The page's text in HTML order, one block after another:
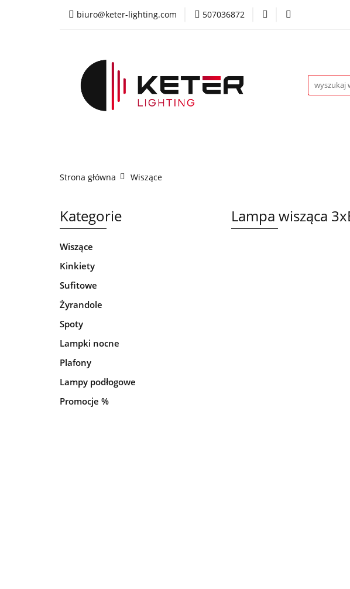
biuro@keter-lighting.com 507036872
Wiszące Sufitowe
Strona główna Wiszące
Kategorie
Wiszące
Kinkiety
Sufitowe
Żyrandole
Spoty
Lampki nocne
Plafony
Lampy podłogowe
Promocje %
Lampa wisząca